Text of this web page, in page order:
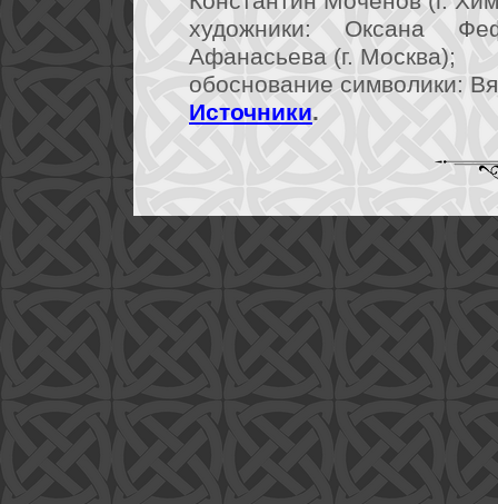
художники: Оксана
Афанасьева (г. Москва);
обоснование символики:
Источники.